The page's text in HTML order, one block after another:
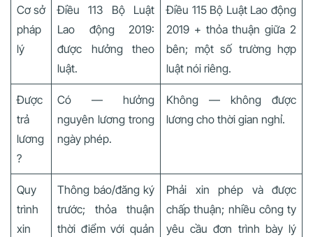
Cơ sở
pháp
lý
Điều 113 Bộ Luật
Lao động 2019:
được hưởng theo
luật.
Điều 115 Bộ Luật Lao động
2019 + thỏa thuận giữa 2
bên; một số trường hợp
luật nói riêng.
Được
trả
lương
?
Có — hưởng
nguyên lương trong
ngày phép.
Không — không được
lương cho thời gian nghỉ.
Quy
trình
xin
Thông báo/đăng ký
trước; thỏa thuận
thời điểm với quản
Phải xin phép và được
chấp thuận; nhiều công ty
yêu cầu đơn trình bày lý